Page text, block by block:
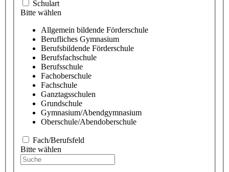
Schulart
Bitte wählen
Allgemein bildende Förderschule
Berufliches Gymnasium
Berufsbildende Förderschule
Berufsfachschule
Berufsschule
Fachoberschule
Fachschule
Ganztagsschulen
Grundschule
Gymnasium/Abendgymnasium
Oberschule/Abendoberschule
Fach/Berufsfeld
Bitte wählen